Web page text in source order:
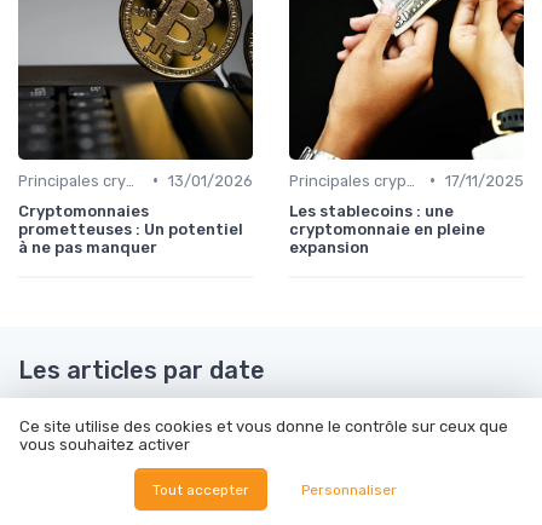
• 13/01/2026
Cryptomonnaies
prometteuses : Un potentiel
à ne pas manquer
• 17/11/2025
Les stablecoins : une
cryptomonnaie en pleine
expansion
Les articles par date
Mars 2024
Décembre 2024
Ce site utilise des cookies et vous donne le contrôle sur ceux que
vous souhaitez activer
Tout accepter Personnaliser